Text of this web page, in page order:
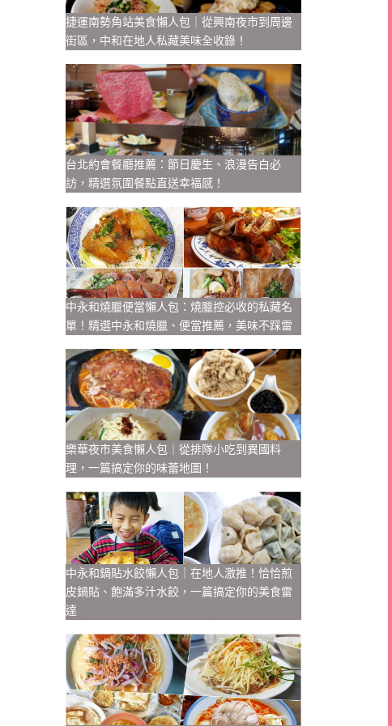
捷運南勢角站美食懶人包｜從興南夜市到周邊
街區，中和在地人私藏美味全收錄！
台北約會餐廳推薦：節日慶生、浪漫告白必
訪，精選氛圍餐點直送幸福感！
中永和燒臘便當懶人包：燒臘控必收的私藏名
單！精選中永和燒臘、便當推薦，美味不踩雷
樂華夜市美食懶人包｜從排隊小吃到異國料
理，一篇搞定你的味蕾地圖！
中永和鍋貼水餃懶人包｜在地人激推！恰恰煎
皮鍋貼、飽滿多汁水餃，一篇搞定你的美食雷
達